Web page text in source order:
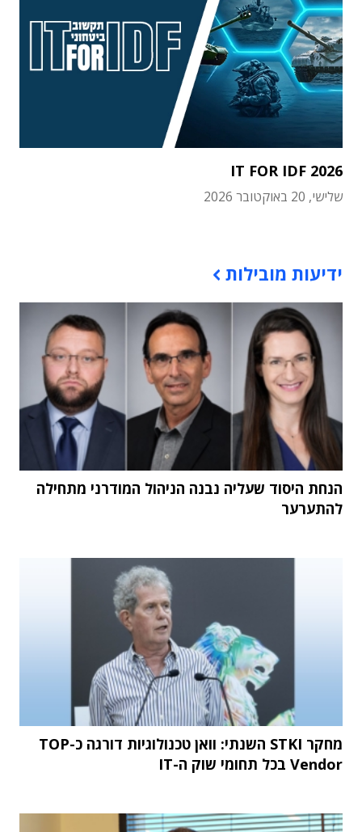
IT FOR IDF 2026
שלישי, 20 באוקטובר 2026
ידיעות מובילות
הנחת היסוד שעליה נבנה הניהול המודרני מתחילה
להתערער
מחקר STKI השנתי: וואן טכנולוגיות דורגה כ-TOP
Vendor בכל תחומי שוק ה-IT